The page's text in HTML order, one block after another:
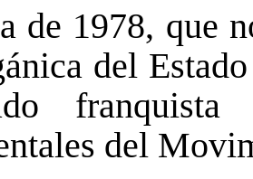
de 1978, que
del
del